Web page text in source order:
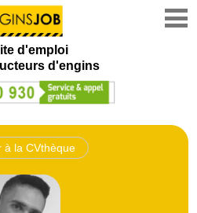
d'emploi
d'engins
à la CVthèque